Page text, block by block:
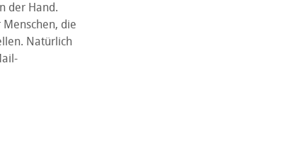
der Hand.
die
Natürlich